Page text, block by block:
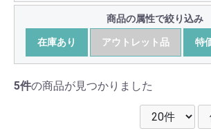
商品の属性で絞り込み
在庫あり アウトレット品 特
5件の商品が見つかりました